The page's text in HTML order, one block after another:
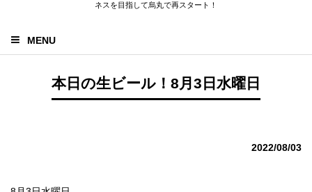
ネスを目指して烏丸で再スタート！
MENU
本日の生ビール！8月3日水曜日
2022/08/03